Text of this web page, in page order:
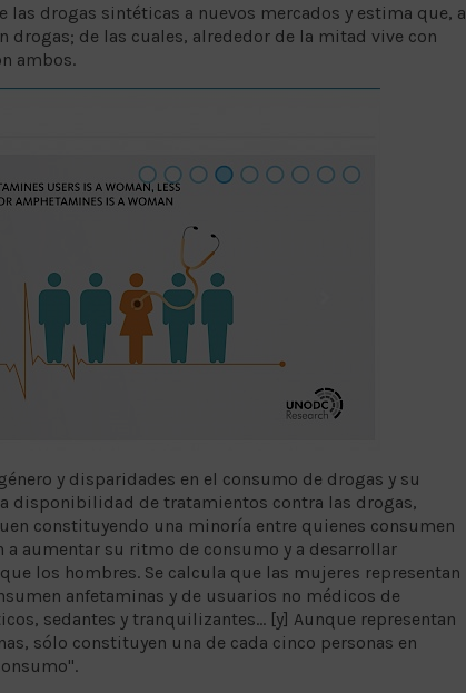
las drogas sintéticas a nuevos mercados y estima que, a
drogas; de las cuales, alrededor de la mitad vive con
ambos.
y disparidades en el consumo de drogas y su
disponibilidad de tratamientos contra las drogas,
constituyendo una minoría entre quienes consumen
aumentar su ritmo de consumo y a desarrollar
los hombres. Se calcula que las mujeres representan
anfetaminas y de usuarios no médicos de
sedantes y tranquilizantes... [y] Aunque representan
sólo constituyen una de cada cinco personas en